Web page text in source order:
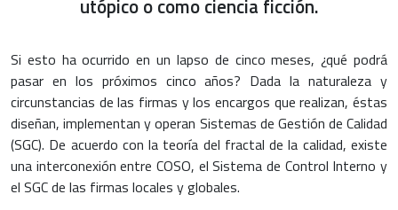
utópico o como ciencia ficción.
Si esto ha ocurrido en un lapso de cinco meses, ¿qué podrá
pasar en los próximos cinco años? Dada la naturaleza y
circunstancias de las firmas y los encargos que realizan, éstas
diseñan, implementan y operan Sistemas de Gestión de Calidad
(SGC). De acuerdo con la teoría del fractal de la calidad, existe
una interconexión entre COSO, el Sistema de Control Interno y
el SGC de las firmas locales y globales.